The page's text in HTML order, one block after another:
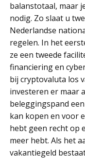
balanstotaal, maar
nodig. Zo slaat u
Nederlandse
regelen. In het
ze een tweede
financiering en
bij cryptovaluta los
investeren er maar
beleggingspand
kan kopen en voor
hebt geen recht op
meer hebt. Als het
vakantiegeld